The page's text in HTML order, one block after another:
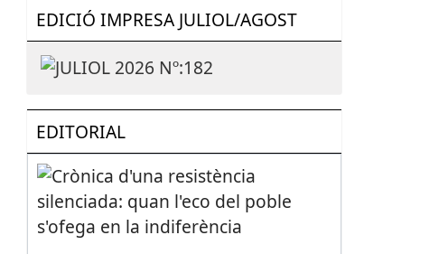
EDICIÓ IMPRESA JULIOL/AGOST
EDITORIAL